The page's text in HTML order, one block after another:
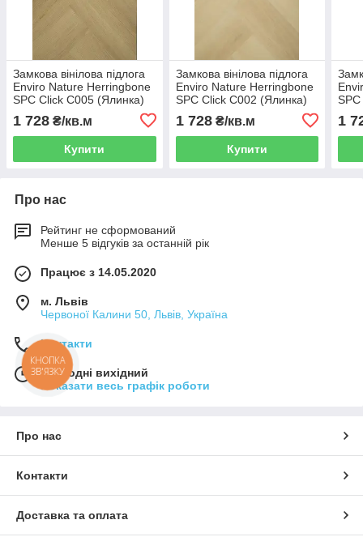
Замкова вінілова підлога
Enviro Nature Herringbone
SPC Click C005 (Ялинка)
1 728 ₴/кв.м
Купити
Замкова вінілова підлога
Enviro Nature Herringbone
SPC Click C002 (Ялинка)
1 728₴/кв.м
Купити
1
Про нас
Рейтинг не сформований
Менше 5 відгуків за останній рік
Працює з 14.05.2020
м. Львів
Червоної Калини 50, Львів, Україна
Контакти
Сьогодні вихідний
Показати весь графік роботи
Про нас
Контакти
Доставка та оплата
КНОПКА
ЗВ'ЯЗКУ